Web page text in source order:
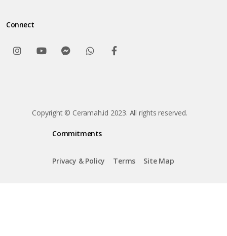
Connect
Copyright © Ceramah.id 2023. All rights reserved.
Commitments
Privacy & Policy Terms Site Map